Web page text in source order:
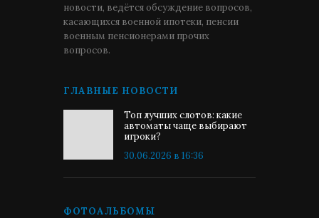
новости, ведётся обсуждение вопросов,
касающихся военной ипотеки, пенсии
военным пенсионерами прочих
вопросов.
ГЛАВНЫЕ НОВОСТИ
Топ лучших слотов: какие
автоматы чаще выбирают
игроки?
30.06.2026 в 16:36
ФОТОАЛЬБОМЫ